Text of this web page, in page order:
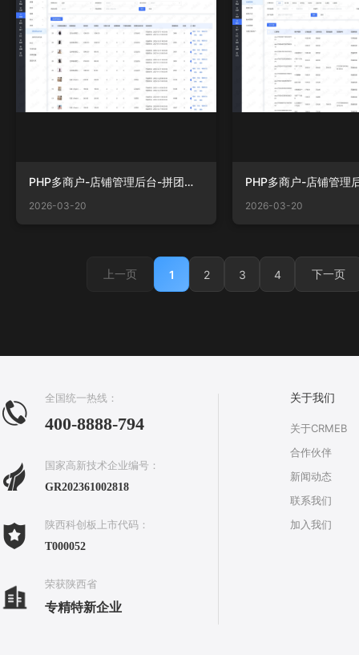
PHP多商户-店铺管理后台-拼团商品列表.png
2026-03-20 2026-03-20
上一页 1 2 3 4 下一页
全国统一热线：
400-8888-794
国家高新技术企业编号：
GR202361002818
陕西科创板上市代码：
T000052
荣获陕西省
专精特新企业
关于我们
关于CRMEB
合作伙伴
新闻动态
联系我们
加入我们